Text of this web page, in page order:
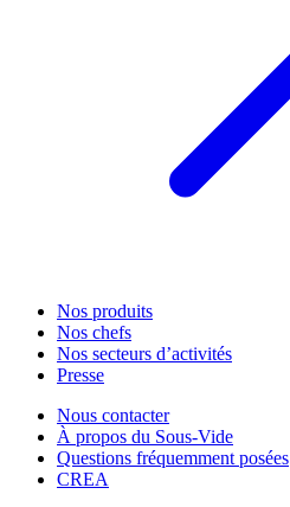
Nos produits
Nos chefs
Nos secteurs d’activités
Presse
Nous contacter
À propos du Sous-Vide
Questions fréquemment posées
CREA